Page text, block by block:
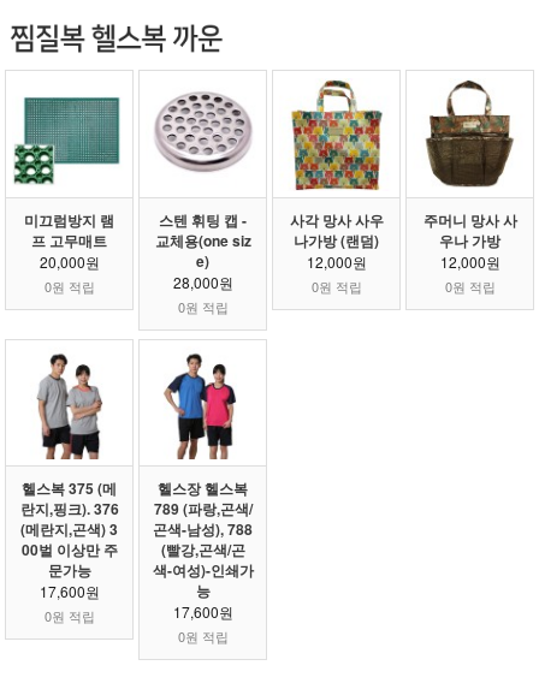
미끄럼방지 램
프 고무매트
20,000원
0원 적립
스텐 휘팅 캡 -
교체용(one siz
e)
28,000원
0원 적립
사각 망사 사우
나가방 (랜덤)
12,000원
0원 적립
주머니 망사 사
우나 가방
12,000원
0원 적립
헬스복 375 (메
란지,핑크). 376
(메란지,곤색) 3
00벌 이상만 주
문가능
17,600원
0원 적립
헬스장 헬스복
789 (파랑,곤색/
곤색-남성), 788
(빨강,곤색/곤
색-여성)-인쇄가
능
17,600원
0원 적립